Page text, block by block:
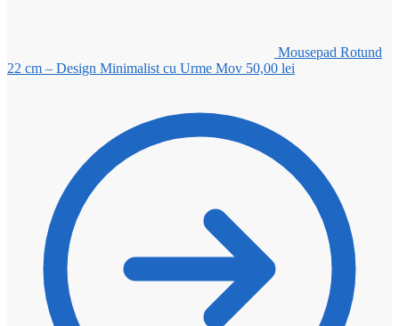
Mousepad Rotund
22 cm – Design Minimalist cu Urme Mov 50,00 lei